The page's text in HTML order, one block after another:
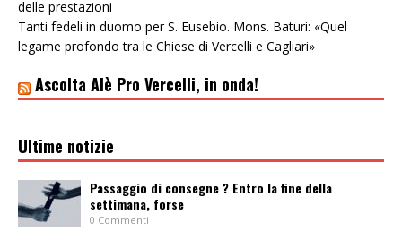
delle prestazioni
Tanti fedeli in duomo per S. Eusebio. Mons. Baturi: «Quel
legame profondo tra le Chiese di Vercelli e Cagliari»
Ascolta Alè Pro Vercelli, in onda!
Ultime notizie
Passaggio di consegne ? Entro la fine della
settimana, forse
0 Commenti